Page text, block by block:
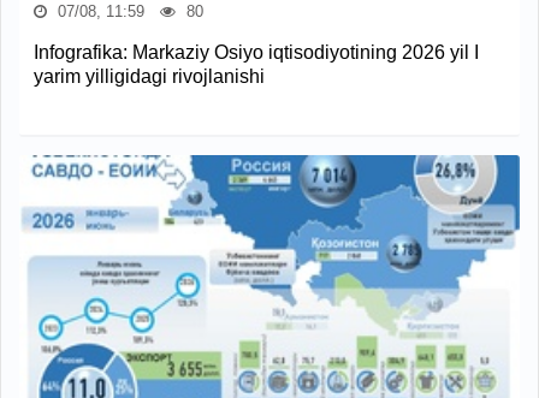
07/08, 11:59 80
Infografika: Markaziy Osiyo iqtisodiyotining 2026 yil I
yarim yilligidagi rivojlanishi